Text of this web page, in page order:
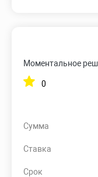
Моментальное
0
Сумма
Ставка
Срок